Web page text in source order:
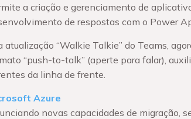
a criação e gerenciamento de
de respostas com o Power
atualização “Walkie Talkie” do Teams,
“push-to-talk” (aperte para falar),
da linha de frente.
Azure
novas capacidades de migração,